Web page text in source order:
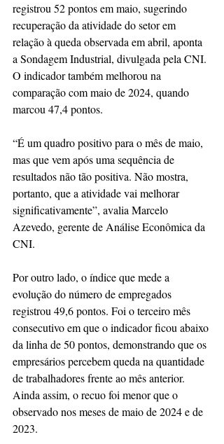
registrou 52 pontos em maio, sugerindo
recuperação da atividade do setor em
relação à queda observada em abril, aponta
a Sondagem Industrial, divulgada pela CNI.
O indicador também melhorou na
comparação com maio de 2024, quando
marcou 47,4 pontos.
“É um quadro positivo para o mês de maio,
mas que vem após uma sequência de
resultados não tão positiva. Não mostra,
portanto, que a atividade vai melhorar
significativamente”, avalia Marcelo
Azevedo, gerente de Análise Econômica da
CNI.
Por outro lado, o índice que mede a
evolução do número de empregados
registrou 49,6 pontos. Foi o terceiro mês
consecutivo em que o indicador ficou abaixo
da linha de 50 pontos, demonstrando que os
empresários percebem queda na quantidade
de trabalhadores frente ao mês anterior.
Ainda assim, o recuo foi menor que o
observado nos meses de maio de 2024 e de
2023.